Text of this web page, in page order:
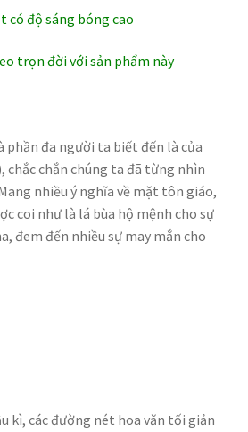
có độ sáng bóng cao
trọn đời với sản phẩm này
phần đa người ta biết đến là của
chắc chắn chúng ta đã từng nhìn
nhiều ý nghĩa về mặt tôn giáo,
coi như là lá bùa hộ mệnh cho sự
đem đến nhiều sự may mắn cho
kì, các đường nét hoa văn tối giản